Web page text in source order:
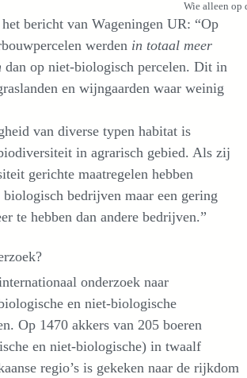
Wie alleen op
bericht van Wageningen UR: “Op
werden in totaal meer
dan op niet-biologisch percelen. Dit in
en wijngaarden waar weinig
van diverse typen habitat is
in agrarisch gebied. Als zij
gerichte maatregelen hebben
bedrijven maar een gering
te hebben dan andere bedrijven.”
onderzoek naar
en niet-biologische
Op 1470 akkers van 205 boeren
en niet-biologische) in twaalf
regio’s is gekeken naar de rijkdom